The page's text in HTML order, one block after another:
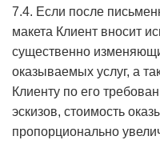
7.4. Если после
макета Клиент вносит
существенно
оказываемых услуг, а
Клиенту по его
эскизов, стоимость
пропорционально